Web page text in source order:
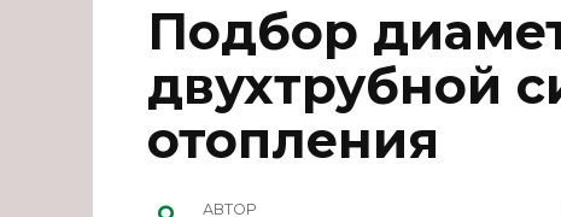
Подбор
двухтрубной
отопления
АВТОР